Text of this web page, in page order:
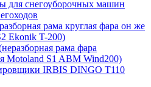
для снегоуборочных машин
рама круглая фара он же
Ekonik T-200)
рама фара
Motoland S1 ABM Wind200)
IRBIS DINGO Т110